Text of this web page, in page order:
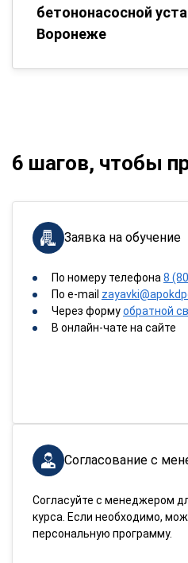
бетононасосной
Воронеже
6 шагов, чтобы
Заявка на обучение
По номеру телефона 8
По e-mail
Через формуобратной
В онлайн-чате на сайте
Согласование с
Согласуйте с менеджером
курса. Если необходимо,
персональную программу.